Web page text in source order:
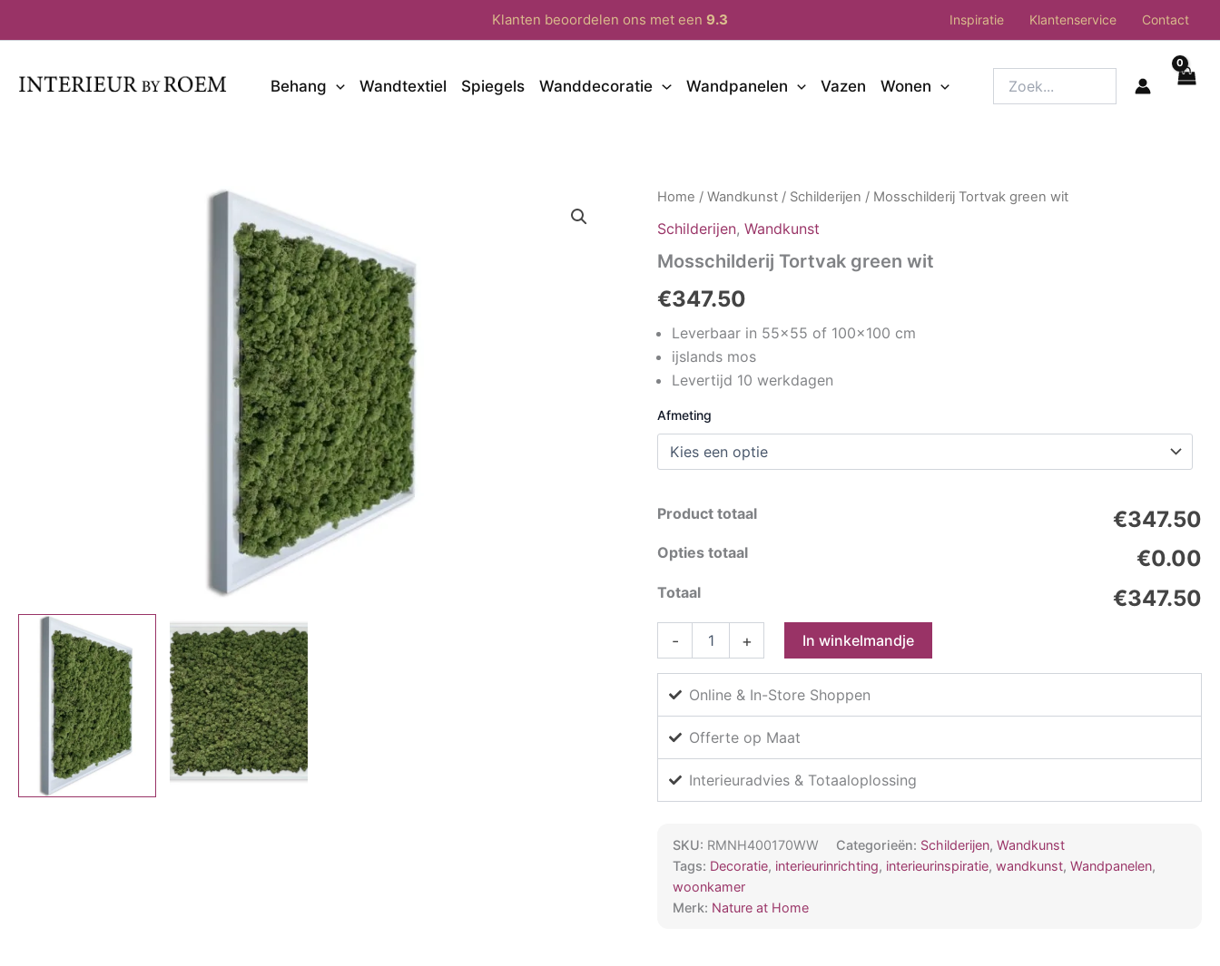
inhoud
Klanten beoordelen ons met een 9.3 Inspiratie Klantenservice Contact
Behang Wandtextiel Spiegels Wanddecoratie Wandpanelen Vazen Wonen
Home /Wandkunst / Schilderijen / Mosschilderij Tortvak green wit
Schilderijen,Wandkunst
Mosschilderij Tortvak green wit
€347.50
Leverbaar in 55×55 of 100×100 cm
ijslands mos
Levertijd 10 werkdagen
Afmeting
Product totaal €347.50
Opties totaal €0.00
Totaal €347.50
-
aantal
+ In winkelmandje
Online & In-Store Shoppen
Offerte op Maat
Interieuradvies & Totaaloplossing
SKU: RMNH400170WW Categorieën: Schilderijen,Wandkunst
Tags: Decoratie, interieurinrichting, interieurinspiratie,wandkunst,Wandpanelen,
woonkamer
Merk: Nature at Home